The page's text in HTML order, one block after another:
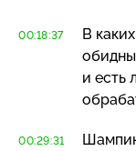
00:18:37
В
и есть
00:29:31